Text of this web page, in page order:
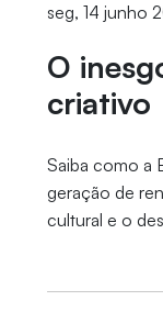
seg, 14 junho
O
criativo
Saiba como a
geração de
cultural e o